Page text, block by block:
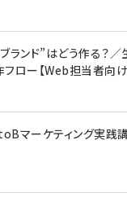
半、あなたの恋と運命／山
】Amazon Fire TV
ー
Soundcore P31i
イヤレスイヤホン/アクティ
/マルチポイント接続 / 最大
PowerLine III Flow
ブル Anker絡まないケー
16 / 15 / Galaxy iPad
各種対応 (1.8m ミッド
ペーン】
ランド”はどう作る？
ロー【Web担当者向け
マーケティング実践講